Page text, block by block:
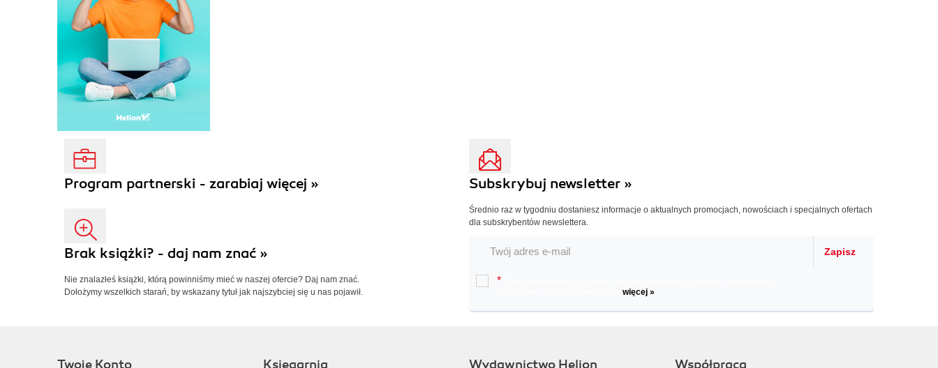
Program partnerski - zarabiaj więcej »
Brak książki? - daj nam znać »
Nie znalazłeś książki, którą powinniśmy mieć w naszej ofercie? Daj nam znać.
Dołożymy wszelkich starań, by wskazany tytuł jak najszybciej się u nas pojawił.
Subskrybuj newsletter »
Średnio raz w tygodniu dostaniesz informacje o aktualnych promocjach, nowościach i specjalnych ofertach
dla subskrybentów newslettera.
Zapisz
*
więcej »
Twoje Konto Księgarnia Wydawnictwo Helion Współpraca